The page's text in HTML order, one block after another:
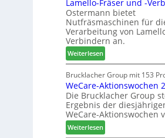
i
n
e
r
G
e
s
c
h
ä
f
t
s
f
ü
z
e
i
c
h
n
u
n
g
e
n
f
Lamello-Fräser und -
Ostermann bietet
Nutfräsmaschinen für
Verarbeitung von
Verbindern an.
Weiterlesen:
L
a
m
e
l
l
o
Brucklacher Group mit 153
WeCare-Aktionswochen
Die Brucklacher Group
Ergebnis der
WeCare-Aktionswochen
Weiterlesen: